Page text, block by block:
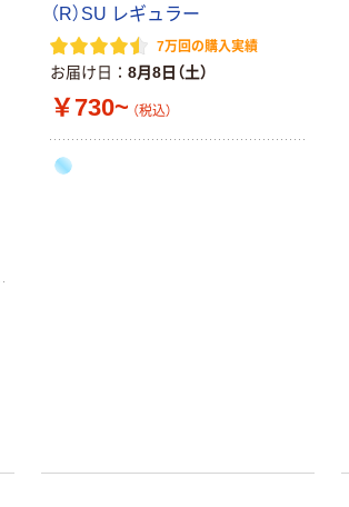
（R）SU レギュラー
7万回の購入実績
お届け日 8月8日（土）
￥730~ （税込）